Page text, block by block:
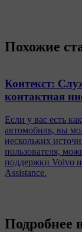
Похожие
Контекст:
контактная
Если у вас есть
автомобиля, вы
нескольких
пользователя,
поддержки Volvo
Assistance.
Подробнее